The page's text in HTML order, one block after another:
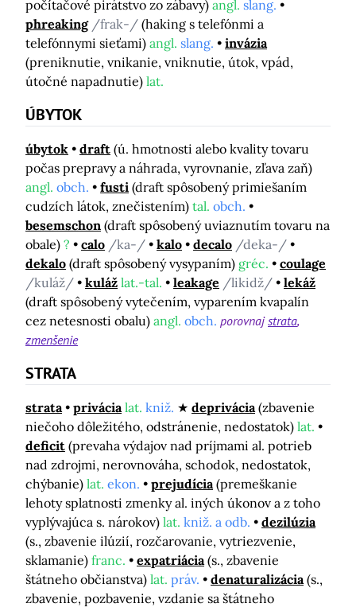
počítačové pirátstvo zo zábavy) angl. slang.
phreaking /frak-/ (haking s telefónmi a
telefónnymi sieťami) angl. slang.
invázia
(preniknutie, vnikanie, vniknutie, útok, vpád,
útočné napadnutie) lat.
ÚBYTOK
úbytok draft (ú. hmotnosti alebo kvality tovaru
počas prepravy a náhrada, vyrovnanie, zľava zaň)
angl. obch. fusti (draft spôsobený primiešaním
cudzích látok, znečistením) tal. obch.
besemschon (draft spôsobený uviaznutím tovaru na
obale) ? calo /ka-/ kalo decalo /deka-/
dekalo (draft spôsobený vysypaním) gréc.
coulage
/kuláž/
kuláž lat.-tal. leakage /likidž/
lekáž
(draft spôsobený vytečením, vyparením kvapalín
cez netesnosti obalu) angl. obch. porovnajstrata
zmenšenie
STRATA
strata privácia lat. kniž. deprivácia (zbavenie
niečoho dôležitého, odstránenie, nedostatok) lat.
deficit (prevaha výdajov nad príjmami al. potrieb
nad zdrojmi, nerovnováha, schodok, nedostatok,
chýbanie) lat. ekon. prejudícia (premeškanie
lehoty splatnosti zmenky al. iných úkonov a z toho
vyplývajúca s. nárokov) lat. kniž. a odb.
dezilúzia
(s., zbavenie ilúzií, rozčarovanie, vytriezvenie,
sklamanie) franc. expatriácia (s., zbavenie
štátneho občianstva) lat. práv. denaturalizácia (s.,
zbavenie, pozbavenie, vzdanie sa štátneho